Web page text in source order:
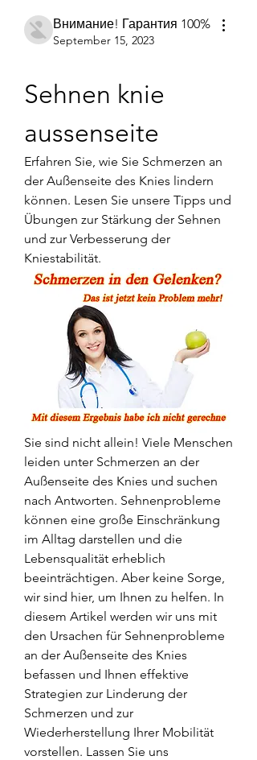
Внимание! Гарантия 100%
September 15, 2023
Sehnen knie
aussenseite
Erfahren Sie, wie Sie Schmerzen an
der Außenseite des Knies lindern
können. Lesen Sie unsere Tipps und
Übungen zur Stärkung der Sehnen
und zur Verbesserung der
Kniestabilität.
Sie sind nicht allein! Viele Menschen
leiden unter Schmerzen an der
Außenseite des Knies und suchen
nach Antworten. Sehnenprobleme
können eine große Einschränkung
im Alltag darstellen und die
Lebensqualität erheblich
beeinträchtigen. Aber keine Sorge,
wir sind hier, um Ihnen zu helfen. In
diesem Artikel werden wir uns mit
den Ursachen für Sehnenprobleme
an der Außenseite des Knies
befassen und Ihnen effektive
Strategien zur Linderung der
Schmerzen und zur
Wiederherstellung Ihrer Mobilität
vorstellen. Lassen Sie uns